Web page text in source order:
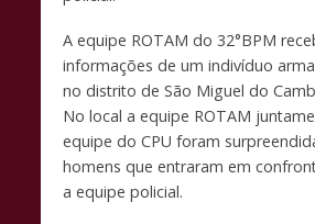
k p k
A equipe ROTAM do 32°BPM
informações de um indivíduo
no distrito de São Miguel do
No local a equipe ROTAM
equipe do CPU foram
homens que entraram em
a equipe policial.